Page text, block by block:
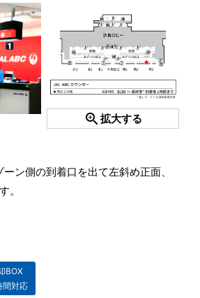
zoom_in 拡大する
ン側の到着口を出て左斜め正面、
。
BOX
間対応